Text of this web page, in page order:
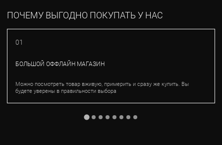
ПОЧЕМУ ВЫГОДНО ПОКУПАТЬ У НАС
01
БОЛЬШОЙ ОФФЛАЙН МАГАЗИН
Можно посмотреть товар вживую, примерить и сразу же купить. Вы
будете уверены в правильности выбора